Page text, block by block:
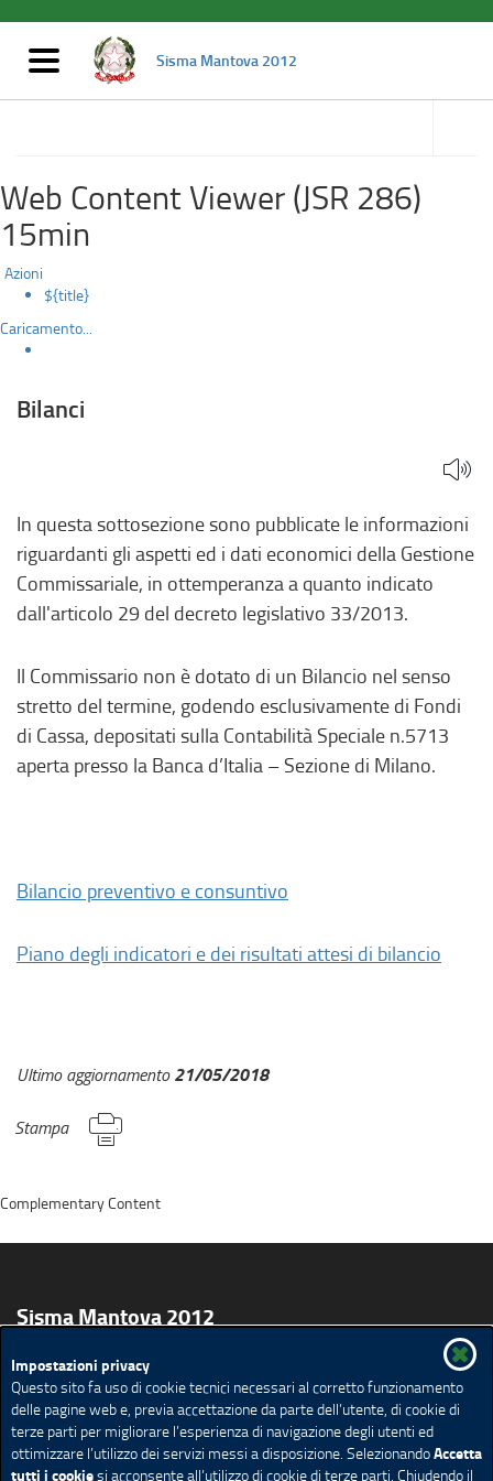
contenuto
principale
Bilanci
Mostra/nascondi
navigazione
Sisma Mantova 2012
accedi
Web Content Viewer (JSR 286)
15min
Azioni
${title}
Caricamento...
Bilanci
In questa sottosezione sono pubblicate le informazioni
riguardanti gli aspetti ed i dati economici della Gestione
Commissariale, in ottemperanza a quanto indicato
dall'articolo 29 del decreto legislativo 33/2013.
Il Commissario non è dotato di un Bilancio nel senso
stretto del termine, godendo esclusivamente di Fondi
di Cassa, depositati sulla Contabilità Speciale n.5713
aperta presso la Banca d’Italia – Sezione di Milano.
Bilancio preventivo e consuntivo
Piano degli indicatori e dei risultati attesi di bilancio
Ultimo aggiornamento21/05/2018
Stampa
Impostazioni privacy
Questo sito fa uso di cookie tecnici necessari al corretto funzionamento
delle pagine web e, previa accettazione da parte dell’utente, di cookie di
terze parti per migliorare l’esperienza di navigazione degli utenti ed
ottimizzare l’utilizzo dei servizi messi a disposizione. SelezionandoAccetta
tutti i cookiesi acconsente all’utilizzo di cookie di terze parti. Chiudendo il
Sisma Mantova 2012
Per i Cittadini Per le Imprese
Per gli Enti Locali
Amministrazione trasparente
Comunicati Stampa
MUTA
GEFO Mappa del sito
Ricerca avanzata
Feed Rss
Complementary Content